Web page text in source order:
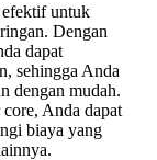
efektif untuk
Dengan
dapat
sehingga Anda
dengan mudah.
Anda dapat
biaya yang